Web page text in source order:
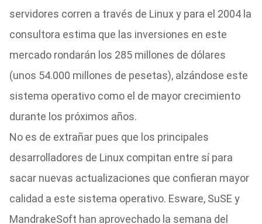
servidores corren a través de Linux y para el 2004 la
consultora estima que las inversiones en este
mercado rondarán los 285 millones de dólares
(unos 54.000 millones de pesetas), alzándose este
sistema operativo como el de mayor crecimiento
durante los próximos años.
No es de extrañar pues que los principales
desarrolladores de Linux compitan entre sí para
sacar nuevas actualizaciones que confieran mayor
calidad a este sistema operativo. Esware, SuSE y
MandrakeSoft han aprovechado la semana del